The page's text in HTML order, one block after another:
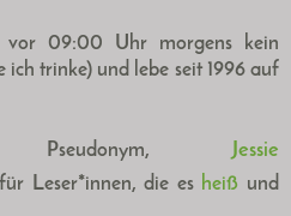
vor 09:00 Uhr morgens kein
ich trinke) und lebe seit 1996 auf
Jessie
für Leser*innen, die es heiß und